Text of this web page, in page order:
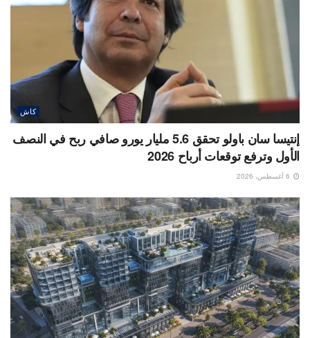
كاش
إنتيسا سان باولو تحقق 5.6 مليار يورو صافي ربح في النصف
الأول وترفع توقعات أرباح 2026